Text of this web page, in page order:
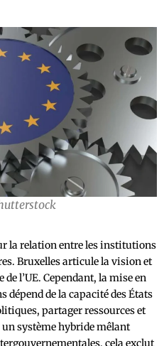
la relation entre les institutions
Bruxelles articule la vision et
l’UE. Cependant, la mise en
de la capacité des États
partager ressources et
un système hybride mêlant
cela exclut